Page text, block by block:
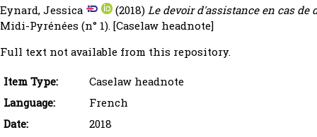
Eynard, Jessica (2018)Le devoir d'assistance en cas de
Midi-Pyrénées (n° 1).[Caselaw headnote]
Full text not available from this repository.
Item Type:
Caselaw headnote
Language:
French
Date:
2018